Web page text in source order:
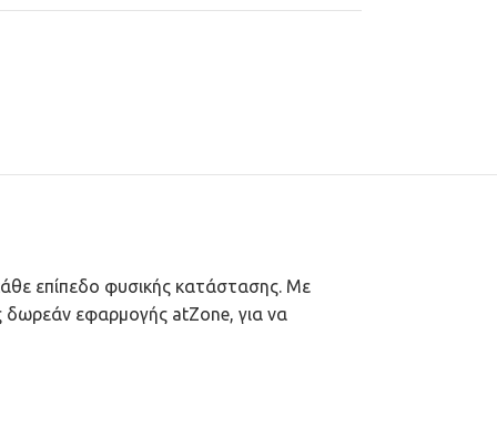
επίπεδο φυσικής κατάστασης. Με
δωρεάν εφαρμογής atZone, για να